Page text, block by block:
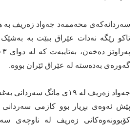
سەردانەکەی محەممەد جەواد زەریف بە
تاکو رێگە نەدات عێراق ببێت بە
گەورەی بەدەستە لە عێراق ئێران بووە.
جەواد زەریف لە ١٩ی مانگ
پێش ئەوەی بڕیار بوو کازمی سەردانی
کۆبوونەوەکانی زەریف لە ناوچەی